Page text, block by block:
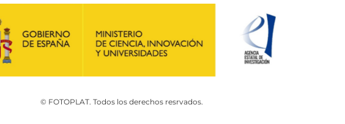
© FOTOPLAT. Todos los derechos resrvados.